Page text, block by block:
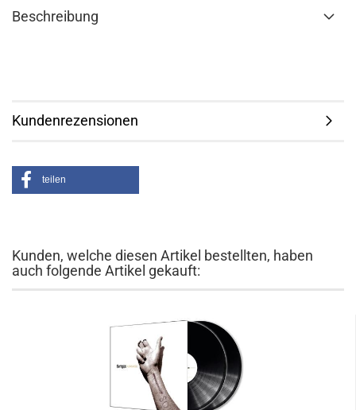
Beschreibung
Kundenrezensionen
teilen
Kunden, welche diesen Artikel bestellten, haben
auch folgende Artikel gekauft: